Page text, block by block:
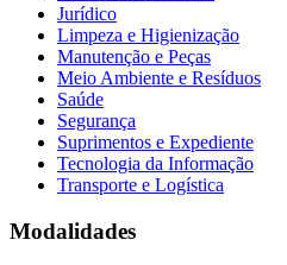
Jurídico
Limpeza e Higienização
Manutenção e Peças
Meio Ambiente e Resíduos
Saúde
Segurança
Suprimentos e Expediente
Tecnologia da Informação
Transporte e Logística
Modalidades